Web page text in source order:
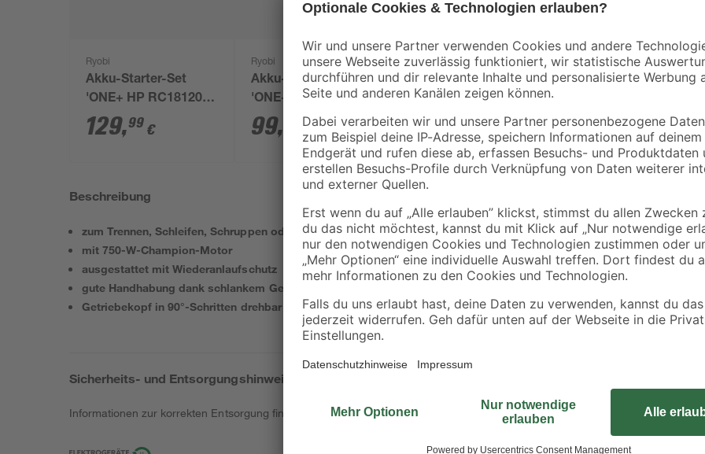
Ryobi
Akku-Starter-Set
'ONE+ HP RC18120-
150X' 18 V 5,0 Ah mit
Akku und Ladegerät
129,99 €
Ryobi
Akku-Handkreissäge
'ONE+ R18CS-0' ohne
Akku, Ø 165 mm
99, €
Einhell
Akku-Starter-Set
'Power X-Change'
Ladegerät und Akku
18 V 2,5 Ah
29,99€
Bosch
Akku-Bohrschrauber
Professional' mit 2
Akkus, Tasche und
Zubehörset
119,99 €
Beschreibung
zum Trennen, Schleifen, Schruppen oder Bürsten
mit 750-W-Champion-Motor
ausgestattet mit Wiederanlaufschutz
gute Handhabung dank schlankem Gehäuse
Getriebekopf in 90°-Schritten drehbar
Der Winkelschleifer der Serie
Schruppen, Bürsten und
zufriedenstellend ausgeführt
Da der Schleifer ein besonders
Aufgrund seines um 90°
einsetzbar. Der integrierte
selbsttätiges Anlaufen nach
Sicherheits- und Entsorgungshinweise
Informationen zur korrekten Entsorgung findest du hier.